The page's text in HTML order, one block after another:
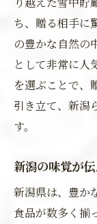
ち、贈る相手に
の豊かな自然の
として非常に人
を選ぶことで、
引き立て、新潟
す。
新潟の味覚が
新潟県は、豊か
食品が数多く揃